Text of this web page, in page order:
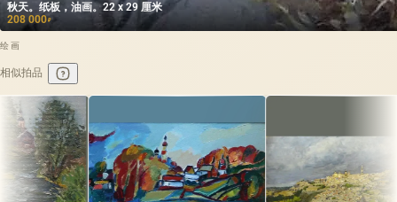
秋天。纸板，油画。22 x 29 厘米
208 000₽
绘画
相似拍品